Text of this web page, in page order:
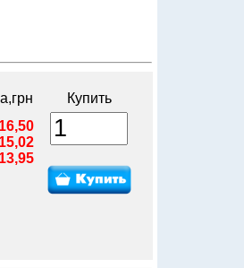
Купить
16,50
15,02
13,95